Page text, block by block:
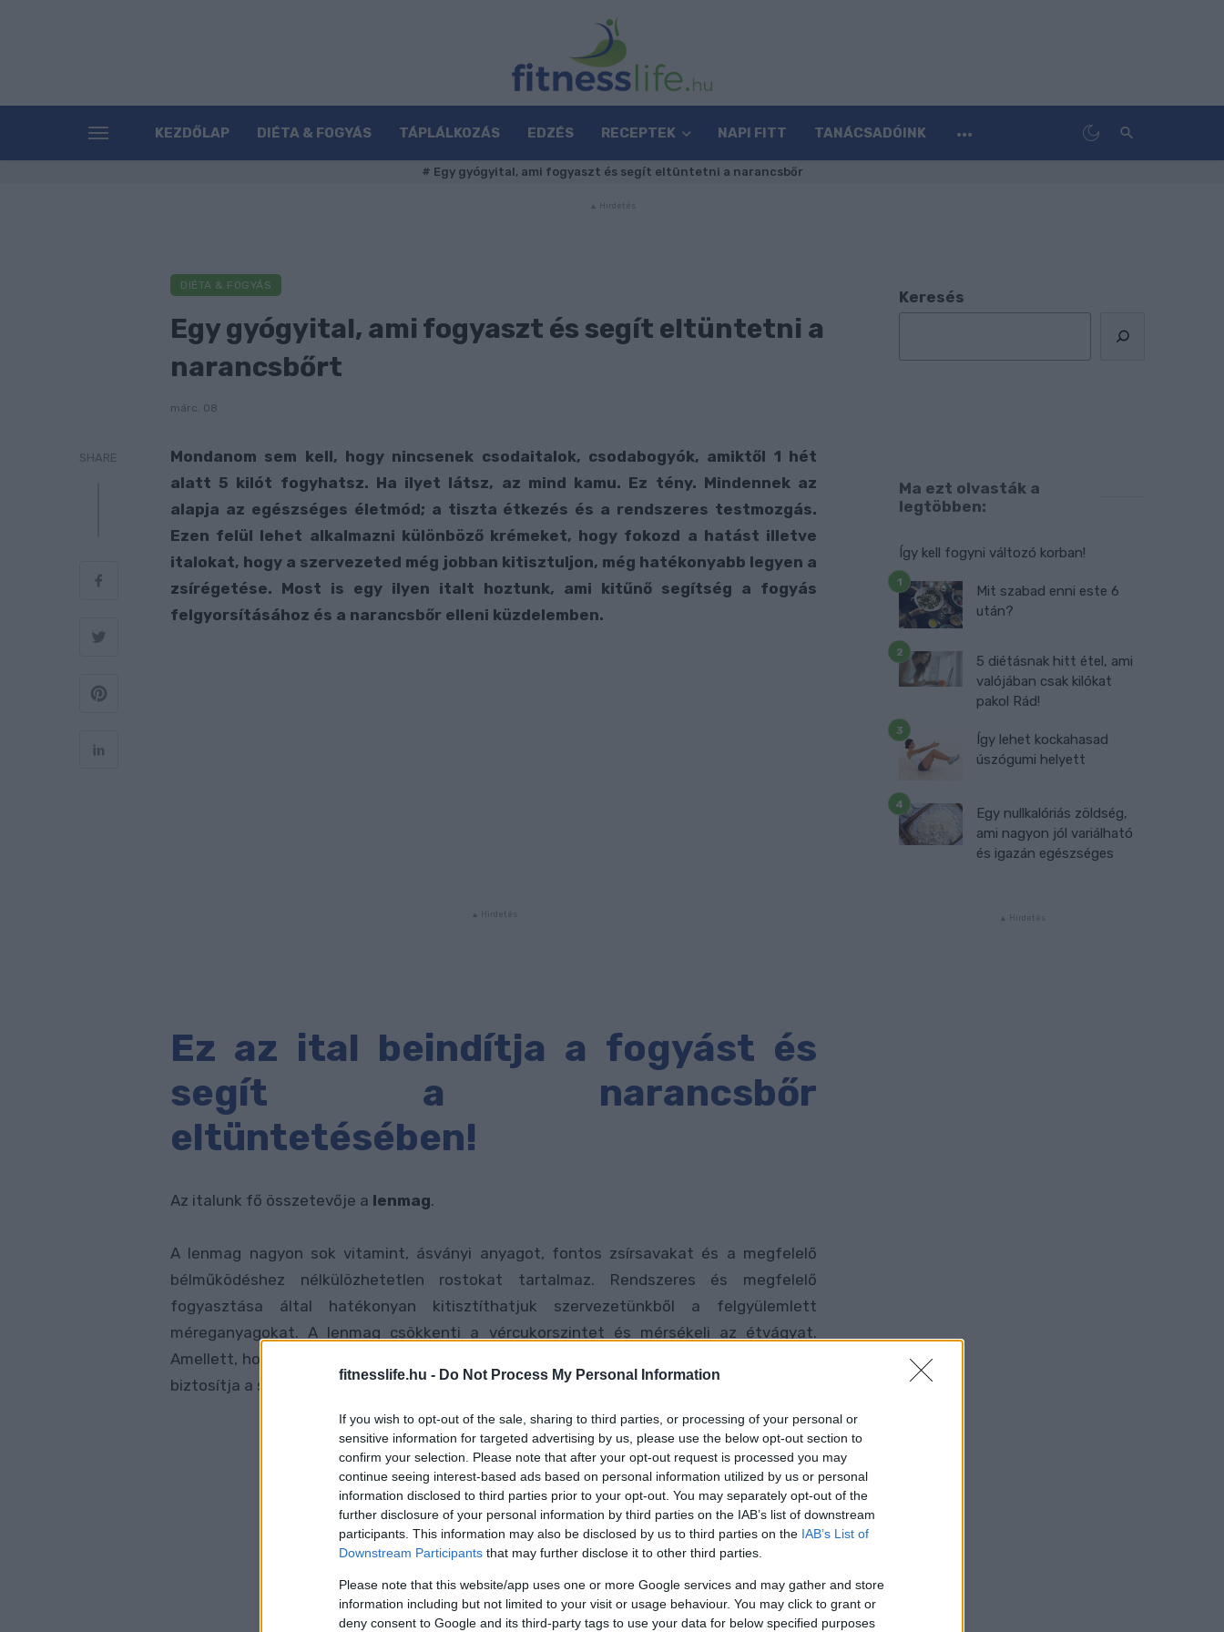
fitnesslife.hu - Do Not Process My Personal Information
If you wish to opt-out of the sale, sharing to third parties, or processing of your personal or
sensitive information for targeted advertising by us, please use the below opt-out section to
confirm your selection. Please note that after your opt-out request is processed you may
continue seeing interest-based ads based on personal information utilized by us or personal
information disclosed to third parties prior to your opt-out. You may separately opt-out of the
further disclosure of your personal information by third parties on the IAB’s list of downstream
participants. This information may also be disclosed by us to third parties on the IAB’s List of
Downstream Participants that may further disclose it to other third parties.
Please note that this website/app uses one or more Google services and may gather and store
information including but not limited to your visit or usage behaviour. You may click to grant or
deny consent to Google and its third-party tags to use your data for below specified purposes
KEZDŐLAP DIÉTA & FOGYÁS TÁPLÁLKOZÁS EDZÉS RECEPTEK NAPI FITT TANÁCSADÓINK
# Egy gyógyital, ami fogyaszt és segít eltüntetni a narancsbőr
DIÉTA & FOGYÁS
Egy gyógyital, ami fogyaszt és segít eltüntetni a
narancsbőrt
márc. 08
SHARE
Mondanom sem kell, hogy nincsenek csodaitalok, csodabogyók, amiktől 1 hét
alatt 5 kilót fogyhatsz. Ha ilyet látsz, az mind kamu. Ez tény. Mindennek az
alapja az egészséges életmód; a tiszta étkezés és a rendszeres testmozgás.
Ezen felül lehet alkalmazni különböző krémeket, hogy fokozd a hatást illetve
italokat, hogy a szervezeted még jobban kitisztuljon, még hatékonyabb legyen a
zsírégetése. Most is egy ilyen italt hoztunk, ami kitűnő segítség a fogyás
felgyorsításához és a narancsbőr elleni küzdelemben.
Ez az ital beindítja a fogyást és
segít a narancsbőr
eltüntetésében!
Az italunk fő összetevője a lenmag.
A lenmag nagyon sok vitamint, ásványi anyagot, fontos zsírsavakat és a megfelelő
bélműködéshez nélkülözhetetlen rostokat tartalmaz. Rendszeres és megfelelő
fogyasztása által hatékonyan kitisztíthatjuk szervezetünkből a felgyülemlett
méreganyagokat. A lenmag csökkenti a vércukorszintet és mérsékeli az étvágyat.
Amellett, hogy tisztítja a bélcsatornát, segíti a szükséges tápanyagok felszívódását, és
biztosítja a szervezet számára szükséges lecitinmennyiséget.
Keresés
Ma ezt olvasták a
legtöbben:
Így kell fogyni változó korban!
Mit szabad enni este 6
után?
5 diétásnak hitt étel, ami
valójában csak kilókat
pakol Rád!
Így lehet kockahasad
úszógumi helyett
Egy nullkalóriás zöldség,
ami nagyon jól variálható
és igazán egészséges